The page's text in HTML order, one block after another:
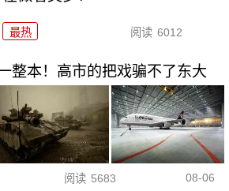
最热 阅读 6012
整本！高市的把戏骗不了东大
阅读 5683 08-06